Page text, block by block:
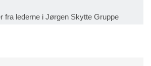
fra lederne i Jørgen Skytte Gruppe